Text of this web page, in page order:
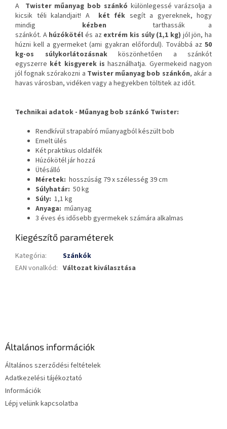
A Twister műanyag bob szánkó különlegessé varázsolja a
kicsik téli kalandjait! A két fék segít a gyereknek, hogy
mindig kézben
tarthassák a
szánkót. A húzókötél és az extrém kis súly (1,1 kg) jól jön, ha
húzni kell a gyermeket (ami gyakran előfordul). Továbbá az 50
kg-os súlykorlátozásnak köszönhetően a szánkót
egyszerre két kisgyerek is használhatja. Gyermekeid nagyon
jól fognak szórakozni a Twister műanyag bob szánkón, akár a
havas városban, vidéken vagy a hegyekben töltitek az időt.
Technikai adatok - Műanyag bob szánkó Twister:
Rendkívül strapabíró műanyagból készült bob
Emelt ülés
Két praktikus oldalfék
Húzókötél jár hozzá
Ütésálló
Méretek: hosszúság 79 x szélesség 39 cm
Súlyhatár: 50 kg
Súly: 1,1 kg
Anyaga: műanyag
3 éves és idősebb gyermekek számára alkalmas
Kiegészítő paraméterek
Kategória:
Szánkók
EAN vonalkód: Változat kiválasztása
Általános információk
Általános szerződési feltételek
Adatkezelési tájékoztató
Információk
Lépj velünk kapcsolatba